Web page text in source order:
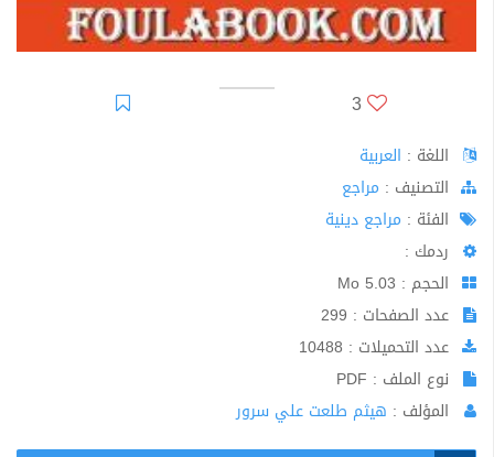
3
اللغة : العربية
اﻟﺘﺼﻨﻴﻒ : مراجع
الفئة : مراجع دينية
ردمك :
الحجم : 5.03 Mo
عدد الصفحات : 299
عدد التحميلات : 10488
نوع الملف : PDF
المؤلف : هيثم طلعت علي سرور